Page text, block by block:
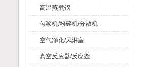
高温蒸煮锅
匀浆机/粉碎机/分散机
空气净化/风淋室
真空反应器/反应釜